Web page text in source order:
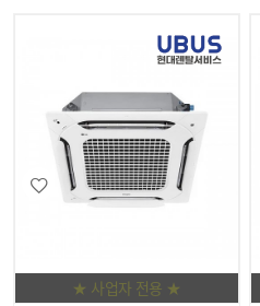
★ 사업자 전용 ★